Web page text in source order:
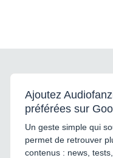
Ajoutez
préférées sur
Un geste simple qui
permet de retrouver
contenus : news,